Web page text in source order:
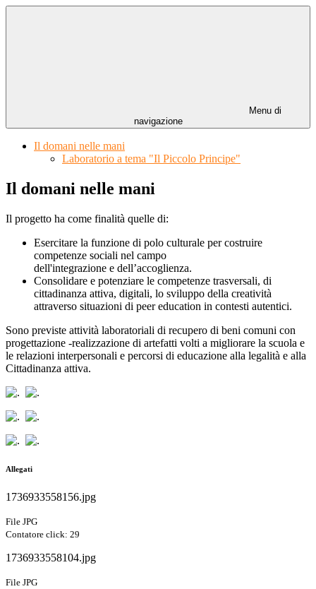
Menu di
navigazione
Il domani nelle mani
Laboratorio a tema "Il Piccolo Principe"
Il domani nelle mani
Il progetto ha come finalità quelle di:
Esercitare la funzione di polo culturale per costruire
competenze sociali nel campo
dell'integrazione e dell’accoglienza.
Consolidare e potenziare le competenze trasversali, di
cittadinanza attiva, digitali, lo sviluppo della creatività
attraverso situazioni di peer education in contesti autentici.
Sono previste attività laboratoriali di recupero di beni comuni con
progettazione -realizzazione di artefatti volti a migliorare la scuola e
le relazioni interpersonali e percorsi di educazione alla legalità e alla
Cittadinanza attiva.
Allegati
1736933558156.jpg
File JPG
Contatore click: 29
1736933558104.jpg
File JPG